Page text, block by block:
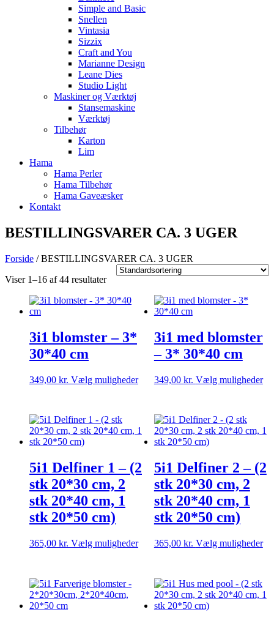
Simple and Basic
Snellen
Vintasia
Sizzix
Craft and You
Marianne Design
Leane Dies
Studio Light
Maskiner og Værktøj
Stansemaskine
Værktøj
Tilbehør
Karton
Lim
Hama
Hama Perler
Hama Tilbehør
Hama Gaveæsker
Kontakt
BESTILLINGSVARER CA. 3 UGER
Forside / BESTILLINGSVARER CA. 3 UGER
Viser 1–16 af 44 resultater
3i1 blomster – 3*
30*40 cm
349,00 kr. Vælg mulighederDette
flere
varianter.
Mulighederne
kan
på
varesiden
3i1 med blomster
– 3* 30*40 cm
349,00 kr. Vælg muligheder
på
5i1 Delfiner 1 – (2
stk 20*30 cm, 2
stk 20*40 cm, 1
stk 20*50 cm)
365,00 kr. Vælg mulighederDette
varianter.
Mulighederne
kan
5i1 Delfiner 2 – (2
stk 20*30 cm, 2
stk 20*40 cm, 1
stk 20*50 cm)
365,00 kr. Vælg muligheder